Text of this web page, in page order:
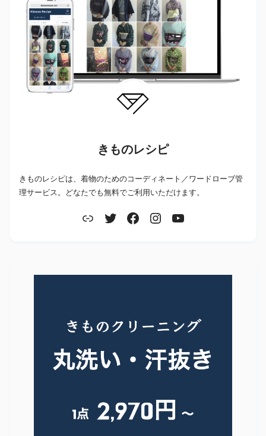
きものレシピ
きものレシピは、着物のためのコーディネート／ワードローブ管
理サービス。どなたでも無料でご利用いただけます。